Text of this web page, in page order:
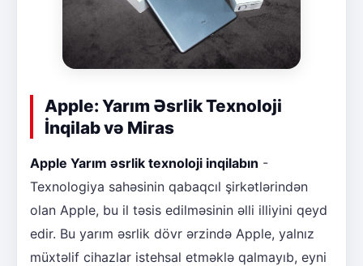
Apple: Yarım Əsrlik Texnoloji
İnqilab və Miras
Apple Yarım əsrlik texnoloji inqilabın -
Texnologiya sahəsinin qabaqcıl şirkətlərindən
olan Apple, bu il təsis edilməsinin əlli illiyini qeyd
edir. Bu yarım əsrlik dövr ərzində Apple, yalnız
müxtəlif cihazlar istehsal etməklə qalmayıb, eyni